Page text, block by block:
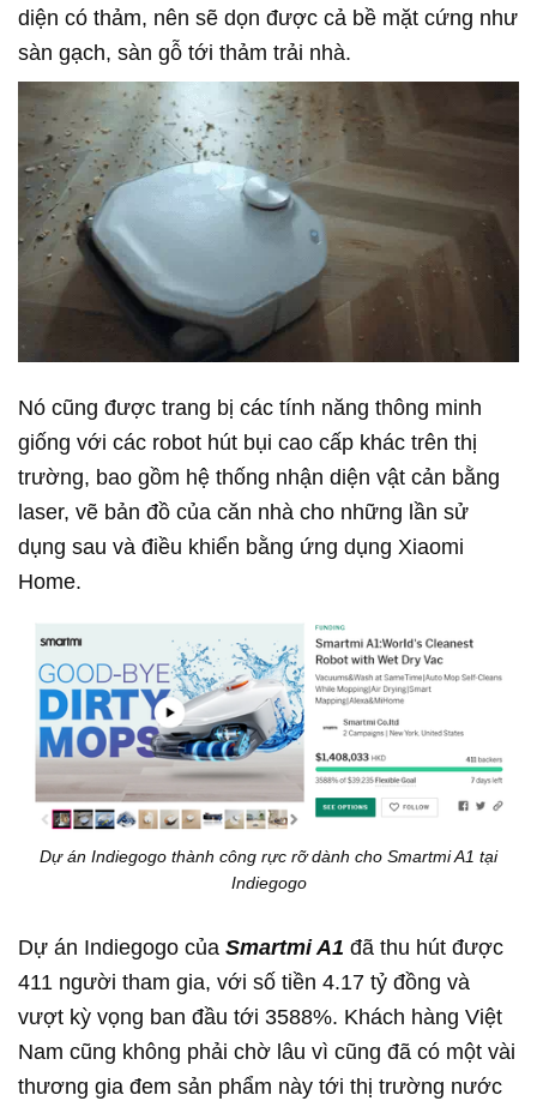
diện có thảm, nên sẽ dọn được cả bề mặt cứng như
sàn gạch, sàn gỗ tới thảm trải nhà.
Nó cũng được trang bị các tính năng thông minh
giống với các robot hút bụi cao cấp khác trên thị
trường, bao gồm hệ thống nhận diện vật cản bằng
laser, vẽ bản đồ của căn nhà cho những lần sử
dụng sau và điều khiển bằng ứng dụng Xiaomi
Home.
Dự án Indiegogo thành công rực rỡ dành cho Smartmi A1 tại
Indiegogo
Dự án Indiegogo của Smartmi A1 đã thu hút được
411 người tham gia, với số tiền 4.17 tỷ đồng và
vượt kỳ vọng ban đầu tới 3588%. Khách hàng Việt
Nam cũng không phải chờ lâu vì cũng đã có một vài
thương gia đem sản phẩm này tới thị trường nước